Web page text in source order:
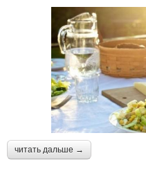
читать дальше →